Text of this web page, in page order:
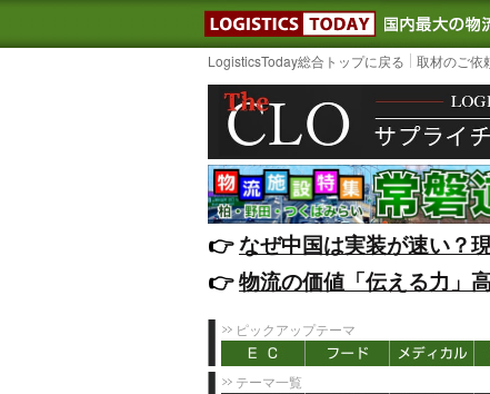
LOGISTICS
LogisticsToday総合トップに戻る 取材のご依
👉️なぜ中国は実装が速い？
👉️物流の価値「伝える力」
ピックアップテーマ
テーマ一覧